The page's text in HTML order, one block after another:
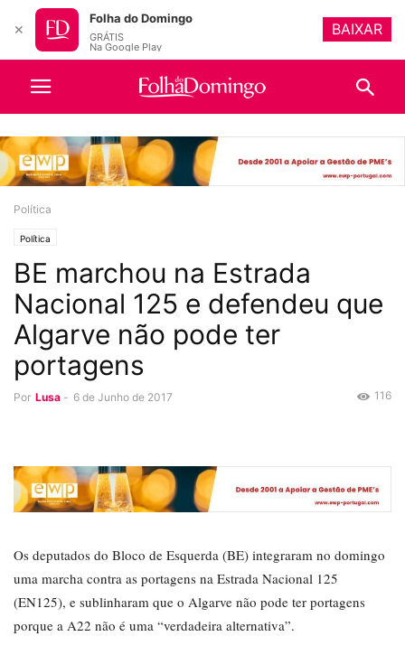
Política
Política
BE marchou na Estrada
Nacional 125 e defendeu que
Algarve não pode ter
portagens
Por Lusa - 6 de Junho de 2017 116
Os deputados do Bloco de Esquerda (BE) integraram no domingo
uma marcha contra as portagens na Estrada Nacional 125
(EN125), e sublinharam que o Algarve não pode ter portagens
porque a A22 não é uma “verdadeira alternativa”.
✕
Folha do Domingo
GRÁTIS
Na Google Play
BAIXAR